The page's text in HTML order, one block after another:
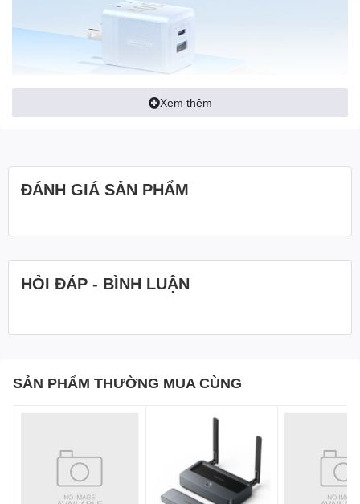
Xem thêm
ĐÁNH GIÁ SẢN PHẨM
HỎI ĐÁP - BÌNH LUẬN
SẢN PHẨM THƯỜNG MUA CÙNG